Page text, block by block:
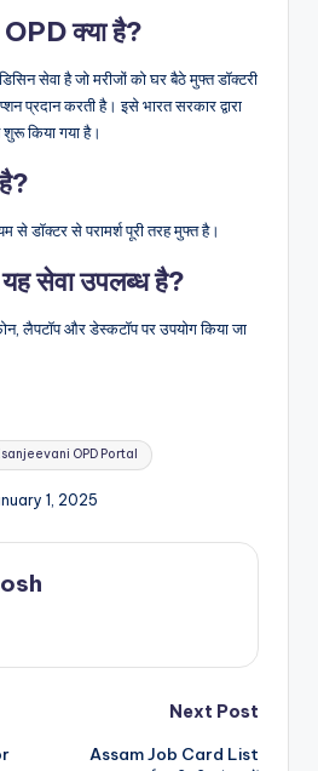
क्या है?
सेवा है जो मरीजों को घर बैठे मुफ्त डॉक्टरी
प्रदान करती है। इसे भारत सरकार द्वारा
शुरू किया गया है।
से डॉक्टर से परामर्श पूरी तरह मुफ्त है।
सेवा उपलब्ध है?
लैपटॉप और डेस्कटॉप पर उपयोग किया जा
OPD Portal
1, 2025
Next Post
Assam Job Card List